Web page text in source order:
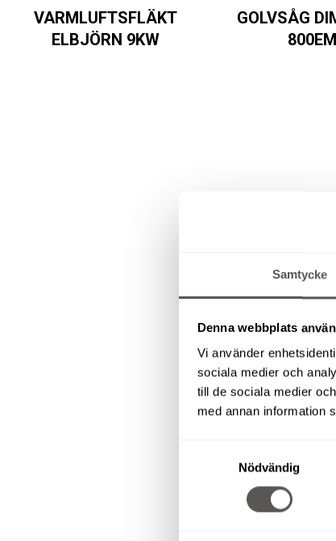
Samtycke
Denna webbplats
Vi använder
sociala medier och
till de sociala medier
med annan information
Nödvändig
VARMLUFTSFLÄKT
ELBJÖRN 9KW
GOLVSÅG
800EM